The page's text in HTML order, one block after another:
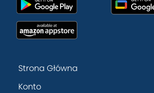
Strona Główna
Konto